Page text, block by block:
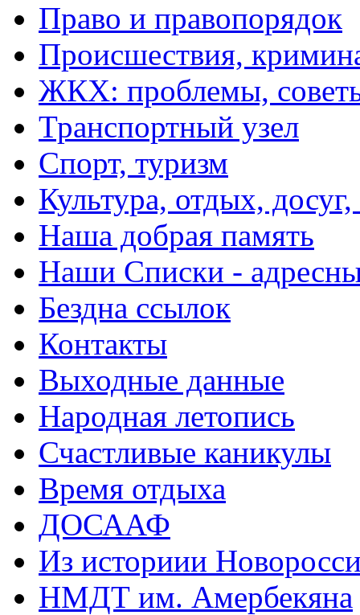
Право и правопорядок
Происшествия,
ЖКХ: проблемы,
Транспортный узел
Спорт, туризм
Культура, отдых,
Наша добрая память
Наши Списки -
Бездна ссылок
Контакты
Выходные данные
Народная летопись
Счастливые каникулы
Время отдыха
ДОСААФ
Из историии
НМДТ им. Амербекяна